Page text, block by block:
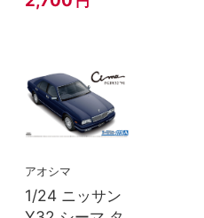
アオシマ
1/24 ニッサン